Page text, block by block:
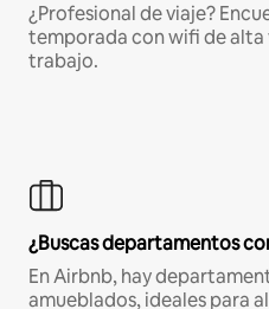
¿Profesional de viaje?
temporada con wifi de alta
trabajo.
¿Buscas departamentos
En Airbnb, hay
amueblados, ideales para